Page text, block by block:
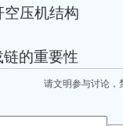
压机结构
的重要性
请文明参与讨论，